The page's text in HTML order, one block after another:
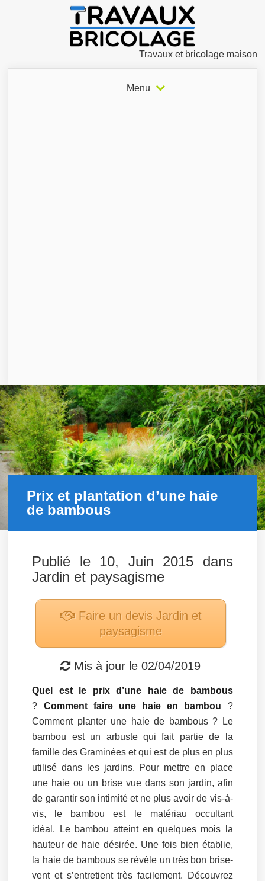
Travaux et bricolage maison
Menu
Prix et plantation d’une haie
de bambous
Publié le 10, Juin 2015 dans
Jardin et paysagisme
Faire un devis Jardin et
paysagisme
Mis à jour le02/04/2019
Quel est le prix d’une haie de bambous
? Comment faire une haie en bambou ?
Comment planter une haie de bambous ? Le
bambou est un arbuste qui fait partie de la
famille des Graminées et qui est de plus en plus
utilisé dans les jardins. Pour mettre en place
une haie ou un brise vue dans son jardin, afin
de garantir son intimité et ne plus avoir de vis-à-
vis, le bambou est le matériau occultant
idéal. Le bambou atteint en quelques mois la
hauteur de haie désirée. Une fois bien établie,
la haie de bambous se révèle un très bon brise-
vent et s’entretient très facilement. Découvrez